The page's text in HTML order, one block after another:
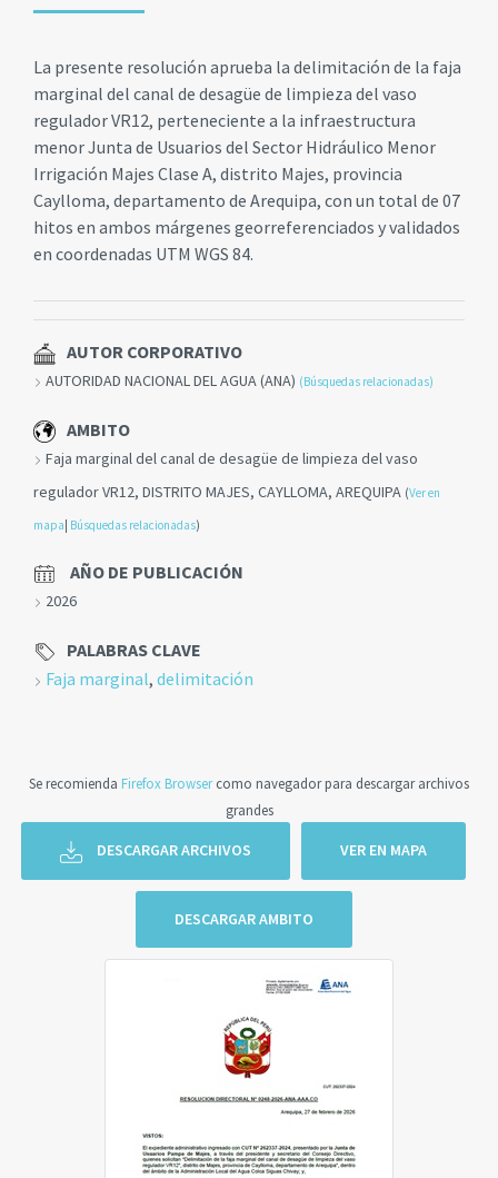
La presente resolución aprueba la delimitación de la faja
marginal del canal de desagüe de limpieza del vaso
regulador VR12, perteneciente a la infraestructura
menor Junta de Usuarios del Sector Hidráulico Menor
Irrigación Majes Clase A, distrito Majes, provincia
Caylloma, departamento de Arequipa, con un total de 07
hitos en ambos márgenes georreferenciados y validados
en coordenadas UTM WGS 84.
AUTOR CORPORATIVO
AUTORIDAD NACIONAL DEL AGUA (ANA) (Búsquedas relacionadas)
AMBITO
Faja marginal del canal de desagüe de limpieza del vaso
regulador VR12, DISTRITO MAJES, CAYLLOMA, AREQUIPA (Ver en
mapa Búsquedas relacionadas)
AÑO DE PUBLICACIÓN
2026
PALABRAS CLAVE
Faja marginal, delimitación
Se recomienda Firefox Browsercomo navegador para descargar archivos
grandes
DESCARGAR ARCHIVOS VER EN MAPA
DESCARGAR AMBITO